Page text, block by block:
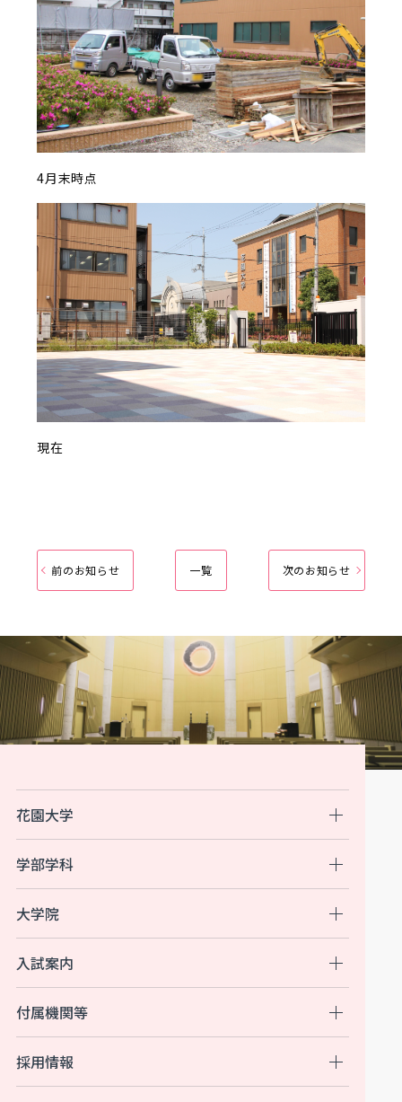
4月末時点
現在
前のお知らせ 一覧 次のお知らせ
花園大学
入試案内
付属機関等
学部学科
大学院
採用情報